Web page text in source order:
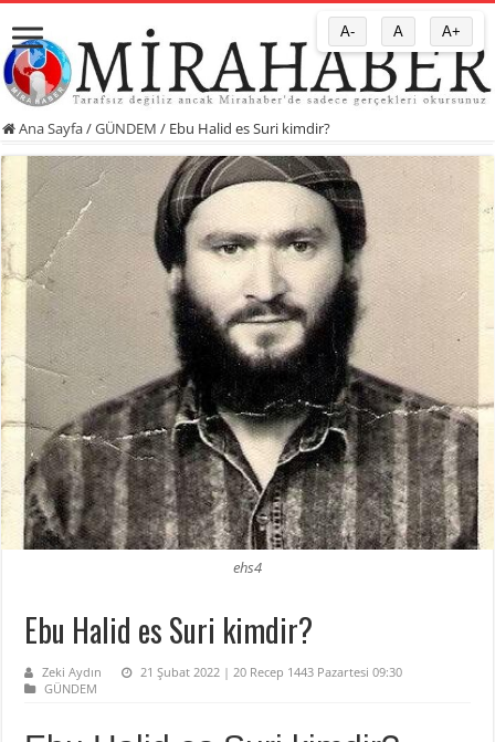
Ana Sayfa/GÜNDEM / Ebu Halid es Suri kimdir?
ehs4
Ebu Halid es Suri kimdir?
Zeki Aydın
21 Şubat 2022 | 20 Recep 1443 Pazartesi 09:30
GÜNDEM
A- A A+